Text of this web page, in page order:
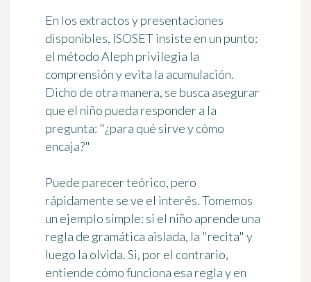
En los extractos y presentaciones
disponibles, ISOSET insiste en un punto:
el método Aleph privilegia la
comprensión y evita la acumulación.
Dicho de otra manera, se busca asegurar
que el niño pueda responder a la
pregunta: "¿para qué sirve y cómo
encaja?"
Puede parecer teórico, pero
rápidamente se ve el interés. Tomemos
un ejemplo simple: si el niño aprende una
regla de gramática aislada, la "recita" y
luego la olvida. Si, por el contrario,
entiende cómo funciona esa regla y en